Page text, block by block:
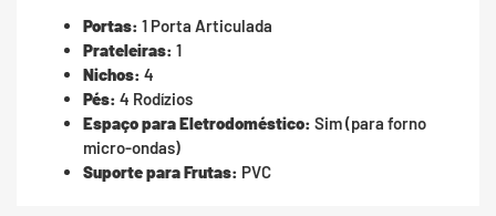
Portas: 1 Porta Articulada
Prateleiras: 1
Nichos: 4
Pés: 4 Rodízios
Espaço para Eletrodoméstico: Sim (para forno
micro-ondas)
Suporte para Frutas: PVC